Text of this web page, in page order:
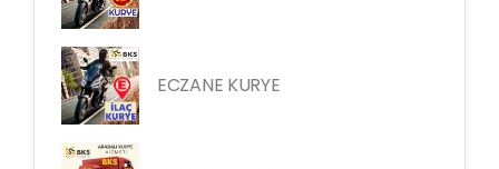
ECZANE KURYE